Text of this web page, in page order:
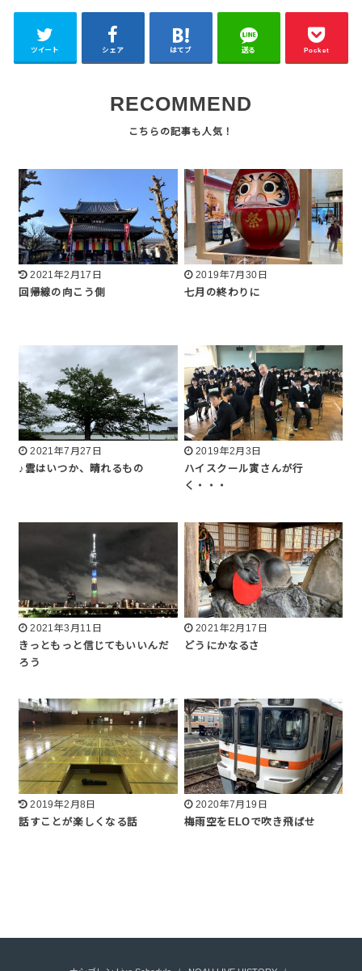
ツイート シェア はてブ 送る Pocket
RECOMMEND
2021年2月17日
回帰線の向こう側
2019年7月30日
七月の終わりに
2021年7月27日
♪雲はいつか、晴れるもの
2019年2月3日
ハイスクール寅さんが行
く・・・
2021年3月11日
きっともっと信じてもいいんだ
ろう
2021年2月17日
どうにかなるさ
2019年2月8日
話すことが楽しくなる話
2020年7月19日
梅雨空をELOで吹き飛ばせ